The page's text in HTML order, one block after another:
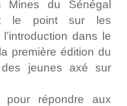
Mines du Sénégal
le point sur les
dans le
première édition du
jeunes axé sur
pour répondre aux